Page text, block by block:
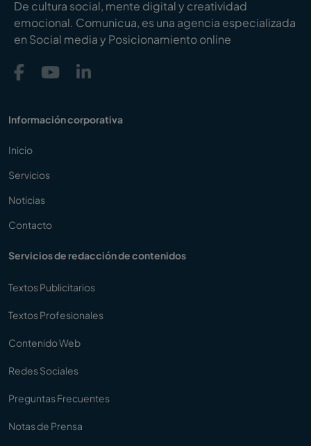
De cultura social, mente digital y creatividad
emocional. Comunicua, es una agencia especializada
en Social media y Posicionamiento online
Información corporativa
Inicio
Servicios
Noticias
Contacto
Servicios de redacción de contenidos
Textos Publicitarios
Textos Profesionales
Contenido Web
Redes Sociales
Preguntas Frecuentes
Notas de Prensa